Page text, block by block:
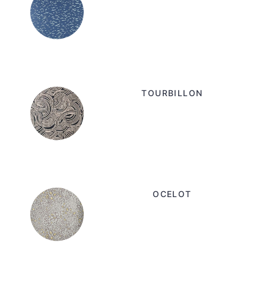
TOURBILLON
OCELOT